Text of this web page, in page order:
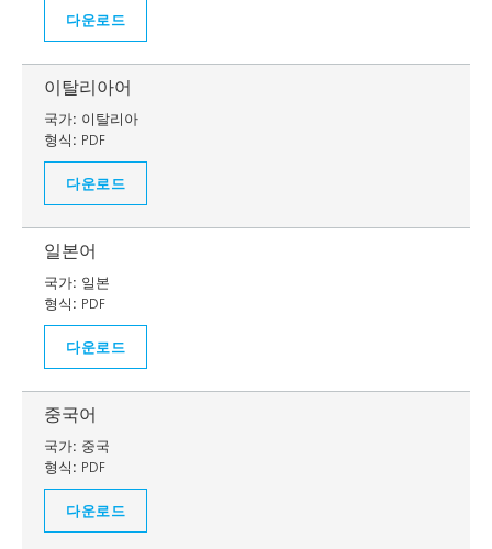
다운로드
이탈리아어
국가: 이탈리아
형식: PDF
다운로드
일본어
국가: 일본
형식: PDF
다운로드
중국어
국가: 중국
형식: PDF
다운로드